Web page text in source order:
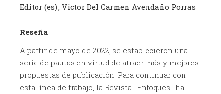
Editor (es) Victor Del Carmen Avendaño Porras
Reseña
A partir de mayo de 2022, se establecieron una
serie de pautas en virtud de atraer más y mejores
propuestas de publicación. Para continuar con
esta línea de trabajo, la Revista -Enfoques- ha